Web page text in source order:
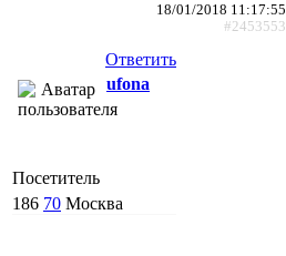
18/01/2018 11:17:55
#2453553
Ответить
ufona
Посетитель
186 70 Москва